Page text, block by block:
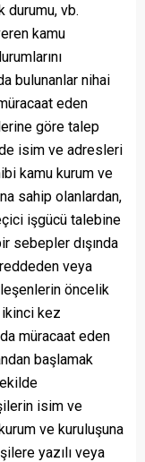
durumu, vb.
kamu
bulunanlar nihai
eden
göre talep
isim ve adresleri
kamu kurum ve
sahip olanlardan,
işgücü talebine
sebepler dışında
veya
öncelik
ikinci kez
müracaat eden
başlamak
isim ve
ve kuruluşuna
yazılı veya